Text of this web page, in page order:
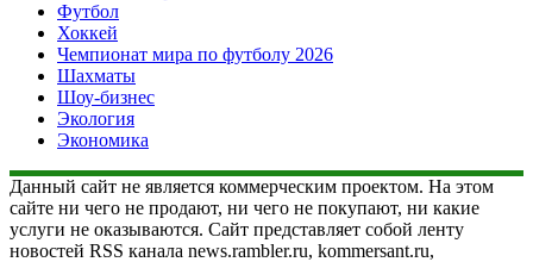
Футбол
Хоккей
Чемпионат мира по футболу 2026
Шахматы
Шоу-бизнес
Экология
Экономика
Данный сайт не является коммерческим проектом. На этом
сайте ни чего не продают, ни чего не покупают, ни какие
услуги не оказываются. Сайт представляет собой ленту
новостей RSS канала news.rambler.ru, kommersant.ru,